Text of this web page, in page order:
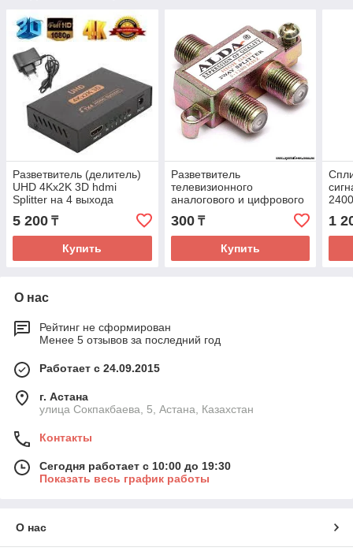
Разветвитель (делитель)
UHD 4Kх2K 3D hdmi
Splitter на 4 выхода
5 200 ₸
Купить
Разветвитель
телевизионного
аналогового и цифрового
сигнала Splitter 2 way
ALDA mini
300₸
Купить
1
О нас
Рейтинг не сформирован
Менее 5 отзывов за последний год
Работает с 24.09.2015
г. Астана
улица Сокпакбаева, 5, Астана, Казахстан
Контакты
Сегодня работает с 10:00 до 19:30
Показать весь график работы
О нас